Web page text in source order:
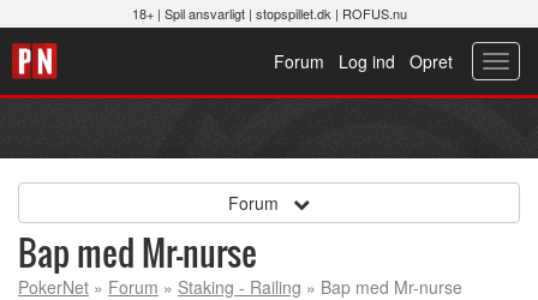
18+ | Spil ansvarligt| stopspillet.dk | ROFUS.nu
Opret
Log ind
Forum
Forum
Bap med Mr-nurse
PokerNet » Forum » Staking - Railing » Bap med Mr-nurse